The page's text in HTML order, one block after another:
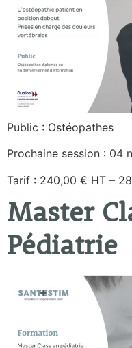
Public : Ostéopathes
Prochaine session : 04
Tarif : 240,00 € HT –
Master
Pédiatrie